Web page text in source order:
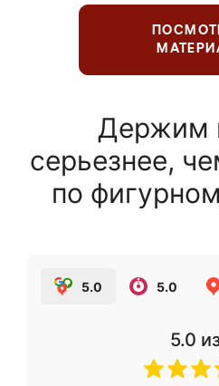
Держим
серьезнее,
по
5.0 5.0
5.0